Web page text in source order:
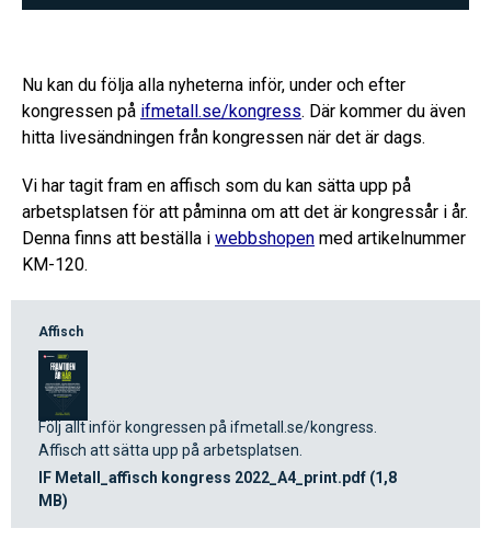
Nu kan du följa alla nyheterna inför, under och efter
kongressen på ifmetall.se/kongress. Där kommer du även
hitta livesändningen från kongressen när det är dags.
Vi har tagit fram en affisch som du kan sätta upp på
arbetsplatsen för att påminna om att det är kongressår i år.
Denna finns att beställa i webbshopen med artikelnummer
KM-120.
Affisch
Följ allt inför kongressen på ifmetall.se/kongress.
Affisch att sätta upp på arbetsplatsen.
IF Metall_affisch kongress 2022_A4_print.pdf (1,8
MB)